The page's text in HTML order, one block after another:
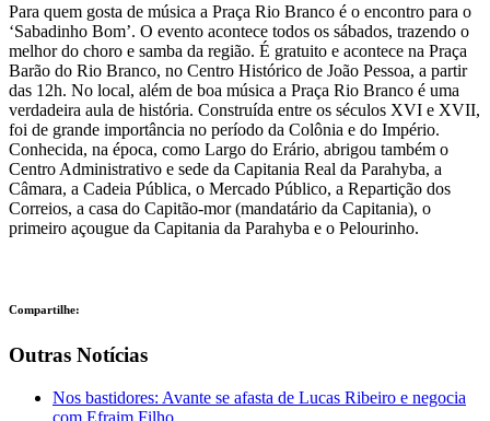
Para quem gosta de música a Praça Rio Branco é o encontro para o
‘Sabadinho Bom’. O evento acontece todos os sábados, trazendo o
melhor do choro e samba da região. É gratuito e acontece na Praça
Barão do Rio Branco, no Centro Histórico de João Pessoa, a partir
das 12h. No local, além de boa música a Praça Rio Branco é uma
verdadeira aula de história. Construída entre os séculos XVI e XVII,
foi de grande importância no período da Colônia e do Império.
Conhecida, na época, como Largo do Erário, abrigou também o
Centro Administrativo e sede da Capitania Real da Parahyba, a
Câmara, a Cadeia Pública, o Mercado Público, a Repartição dos
Correios, a casa do Capitão-mor (mandatário da Capitania), o
primeiro açougue da Capitania da Parahyba e o Pelourinho.
Compartilhe:
Outras Notícias
Nos bastidores: Avante se afasta de Lucas Ribeiro e negocia
com Efraim Filho